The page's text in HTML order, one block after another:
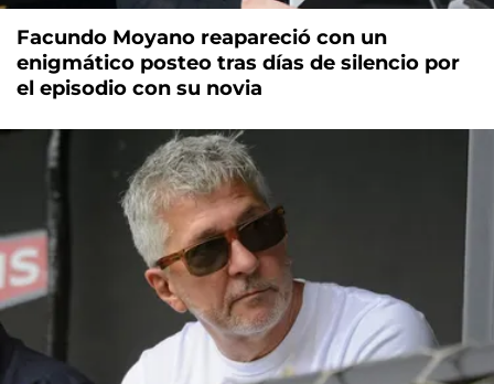
Facundo Moyano reapareció con un
enigmático posteo tras días de silencio por
el episodio con su novia